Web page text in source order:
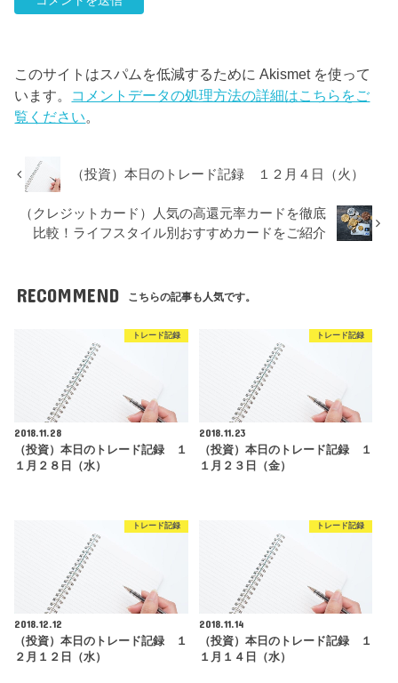
このサイトはスパムを低減するために Akismet を使って
います。 コメントデータの処理方法の詳細はこちらをご
覧ください。
（投資）本日のトレード記録 １２月４日（火）
（クレジットカード）人気の高還元率カードを徹底
比較！ライフスタイル別おすすめカードをご紹介
RECOMMEND こちらの記事も人気です。
トレード記録
2018.11.28
（投資）本日のトレード記録 １
１月２８日（水）
トレード記録
2018.11.23
（投資）本日のトレード記録 １
１月２３日（金）
トレード記録
2018.12.12
（投資）本日のトレード記録 １
２月１２日（水）
トレード記録
2018.11.14
（投資）本日のトレード記録 １
１月１４日（水）